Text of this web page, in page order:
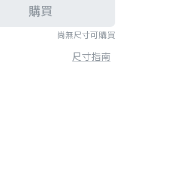
尚無尺寸可購買
購買
尺寸指南